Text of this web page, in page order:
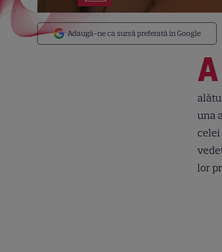
Adaugă-ne ca sursă preferată în Google
A
una
celei
lor